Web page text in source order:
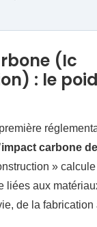
(Ic
: le
impact carbone
»
liées aux
de la fabrication